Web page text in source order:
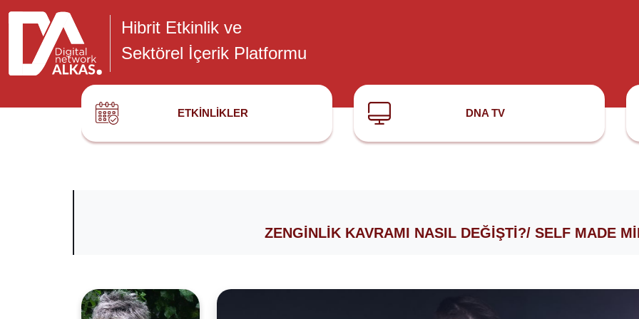
Hibrit Etkinlik ve
Sektörel İçerik Platformu
ETKINLIKLER DNA TV
ZENGINLIK KAVRAMI NASIL DEĞIŞTI?/ SELF MADE